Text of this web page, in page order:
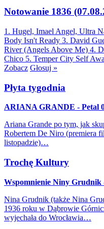
Notowanie 1836
1. Hugel, Imael Angel, Ultra
Body Isn't Ready 3. David
River (Angels Above Me) 4.
Chico 5. Temper City Self
Zobacz Głosuj »
Płyta tygodnia
ARIANA GRANDE - Petal
Ariana Grande po tym, jak
Robertem De Niro (premiera
listopadzie)…
Trochę Kultury
Wspomnienie Niny Grudnik
Nina Grudnik (także Nina
1936 roku w Dąbrowie
wyjechała do Wrocławia…